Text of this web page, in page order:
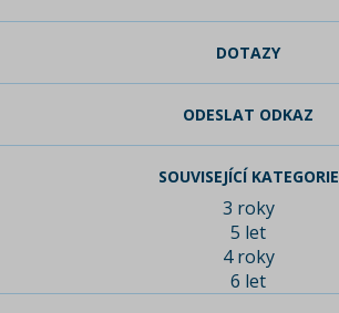
DOTAZY
ODESLAT ODKAZ
SOUVISEJÍCÍ KATEGORIE
3 roky
5 let
4 roky
6 let